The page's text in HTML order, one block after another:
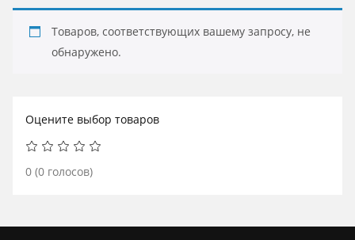
Товаров, соответствующих вашему запросу, не
обнаружено.
Оцените выбор товаров
0 (0 голосов)